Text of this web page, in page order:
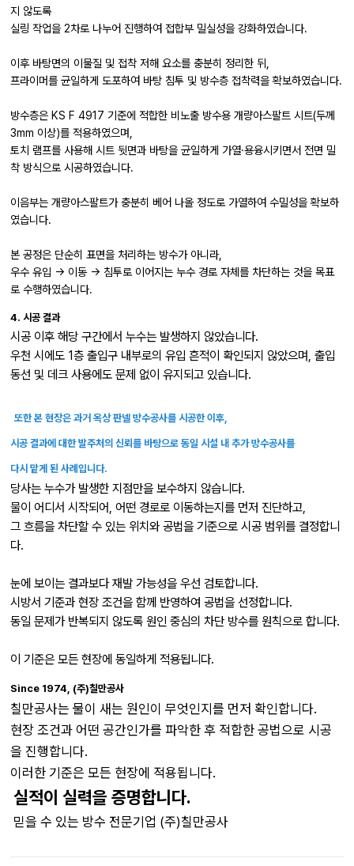
지 않도록
실링 작업을 2차로 나누어 진행하여 접합부 밀실성을 강화하였습니다.
이후 바탕면의 이물질 및 접착 저해 요소를 충분히 정리한 뒤,
프라이머를 균일하게 도포하여 바탕 침투 및 방수층 접착력을 확보하였습니다.
방수층은 KS F 4917 기준에 적합한 비노출 방수용 개량아스팔트 시트(두께
3mm 이상)를 적용하였으며,
토치 램프를 사용해 시트 뒷면과 바탕을 균일하게 가열·용융시키면서 전면 밀
착 방식으로 시공하였습니다.
이음부는 개량아스팔트가 충분히 베어 나올 정도로 가열하여 수밀성을 확보하
였습니다.
본 공정은 단순히 표면을 처리하는 방수가 아니라,
우수 유입 → 이동 → 침투로 이어지는 누수 경로 자체를 차단하는 것을 목표
로 수행하였습니다.
4. 시공 결과
시공 이후 해당 구간에서 누수는 발생하지 않았습니다.
우천 시에도 1층 출입구 내부로의 유입 흔적이 확인되지 않았으며, 출입
동선 및 데크 사용에도 문제 없이 유지되고 있습니다.
또한 본 현장은 과거 옥상 판넬 방수공사를 시공한 이후,
시공 결과에 대한 발주처의 신뢰를 바탕으로 동일 시설 내 추가 방수공사를
다시 맡게 된 사례입니다.
당사는 누수가 발생한 지점만을 보수하지 않습니다.
물이 어디서 시작되어, 어떤 경로로 이동하는지를 먼저 진단하고,
그 흐름을 차단할 수 있는 위치와 공법을 기준으로 시공 범위를 결정합니
다.
눈에 보이는 결과보다 재발 가능성을 우선 검토합니다.
시방서 기준과 현장 조건을 함께 반영하여 공법을 선정합니다.
동일 문제가 반복되지 않도록 원인 중심의 차단 방수를 원칙으로 합니다.
이 기준은 모든 현장에 동일하게 적용됩니다.
Since 1974, (주)칠만공사
칠만공사는 물이 새는 원인이 무엇인지를 먼저 확인합니다.
현장 조건과 어떤 공간인가를 파악한 후 적합한 공법으로 시공
을 진행합니다.
이러한 기준은 모든 현장에 적용됩니다.
실적이 실력을 증명합니다.
믿을 수 있는 방수 전문기업 (주)칠만공사